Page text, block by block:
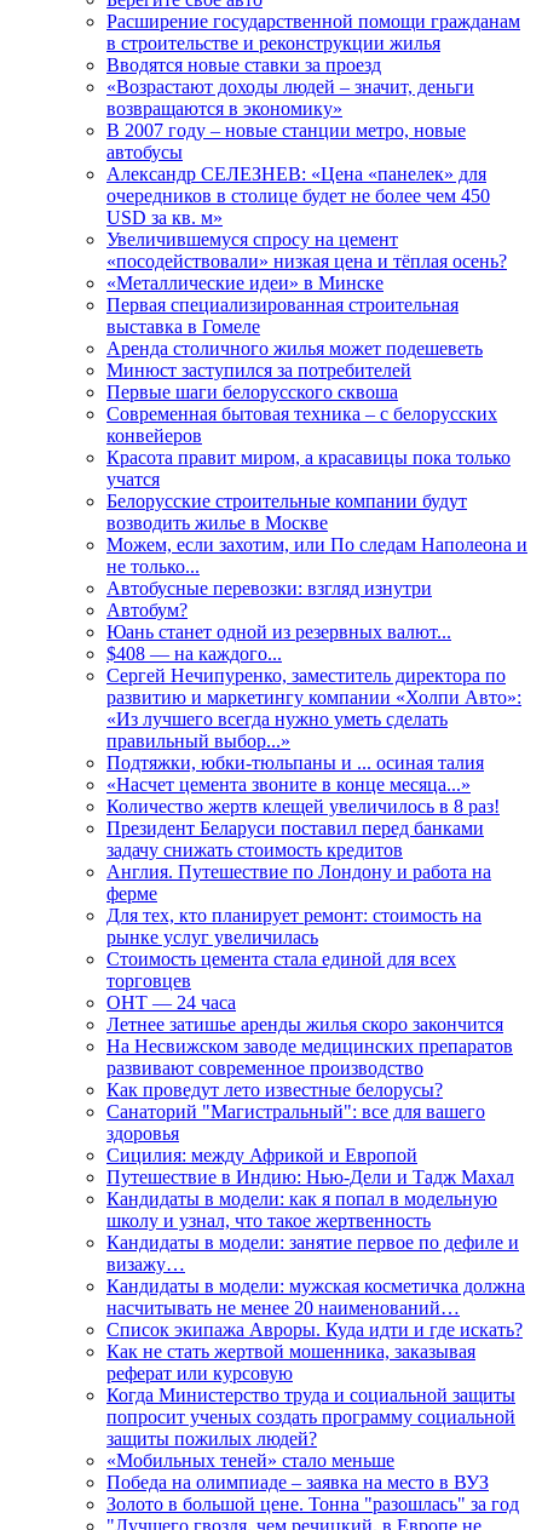
Расширение государственной помощи гражданам
в строительстве и реконструкции жилья
Вводятся новые ставки за проезд
«Возрастают доходы людей – значит, деньги
возвращаются в экономику»
В 2007 году – новые станции метро, новые
автобусы
Александр СЕЛЕЗНЕВ: «Цена «панелек» для
очередников в столице будет не более чем 450
USD за кв. м»
Увеличившемуся спросу на цемент
«посодействовали» низкая цена и тёплая осень?
«Металлические идеи» в Минске
Первая специализированная строительная
выставка в Гомеле
Аренда столичного жилья может подешеветь
Минюст заступился за потребителей
Первые шаги белорусского сквоша
Cовременная бытовая техника – с белорусских
конвейеров
Красота правит миром, а красавицы пока только
учатся
Белорусские строительные компании будут
возводить жилье в Москве
Можем, если захотим, или По следам Наполеона и
не только...
Автобусные перевозки: взгляд изнутри
Автобум?
Юань станет одной из резервных валют...
$408 — на каждого...
Сергей Нечипуренко, заместитель директора по
развитию и маркетингу компании «Холпи Авто»:
«Из лучшего всегда нужно уметь сделать
правильный выбор...»
Подтяжки, юбки-тюльпаны и ... осиная талия
«Насчет цемента звоните в конце месяца...»
Количество жертв клещей увеличилось в 8 раз!
Президент Беларуси поставил перед банками
задачу снижать стоимость кредитов
Англия. Путешествие по Лондону и работа на
ферме
Для тех, кто планирует ремонт: стоимость на
рынке услуг увеличилась
Стоимость цемента стала единой для всех
торговцев
ОНТ — 24 часа
Летнее затишье аренды жилья скоро закончится
На Несвижском заводе медицинских препаратов
развивают современное производство
Как проведут лето известные белорусы?
Санаторий "Магистральный": все для вашего
здоровья
Сицилия: между Африкой и Европой
Путешествие в Индию: Нью-Дели и Тадж Махал
Кандидаты в модели: как я попал в модельную
школу и узнал, что такое жертвенность
Кандидаты в модели: занятие первое по дефиле и
визажу…
Кандидаты в модели: мужская косметичка должна
насчитывать не менее 20 наименований…
Список экипажа Авроры. Куда идти и где искать?
Как не стать жертвой мошенника, заказывая
реферат или курсовую
Когда Министерство труда и социальной защиты
попросит ученых создать программу социальной
защиты пожилых людей?
«Мобильных теней» стало меньше
Победа на олимпиаде – заявка на место в ВУЗ
Золото в большой цене. Тонна "разошлась" за год